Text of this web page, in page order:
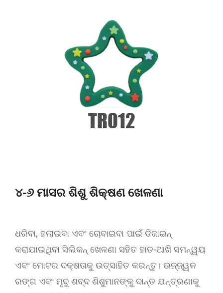
୪-୬ ମାସର ଶିଶୁ ଶିକ୍ଷଣ ଖେଳଣା
ଧରିବା, ହଲାଇବା ଏବଂ ଚୋବାଇବା ପାଇଁ ଡିଜାଇନ୍
କରାଯାଇଥିବା ସିଲିକନ୍ ଖେଳଣା ସହିତ ହାତ-ଆଖି ସମନ୍ୱୟ
ଏବଂ ମୋଟର ଦକ୍ଷତାକୁ ଉତ୍ସାହିତ କରନ୍ତୁ। ଉଜ୍ଜ୍ୱଳ
ରଙ୍ଗ ଏବଂ ମୃଦୁ ଶବ୍ଦ ଶିଶୁମାନଙ୍କୁ ଦାନ୍ତ ଯନ୍ତ୍ରଣାକୁ